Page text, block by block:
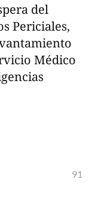
del
Periciales,
Médico
91